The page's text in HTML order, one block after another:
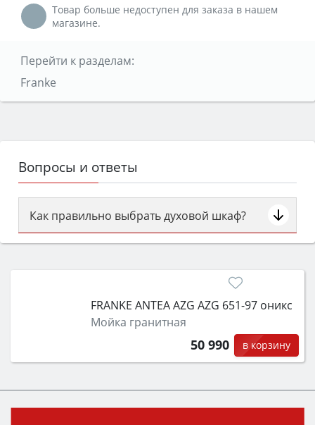
Товар больше недоступен для заказа в нашем
магазине.
Перейти к разделам:
Franke
Вопросы и ответы
Как правильно выбрать духовой шкаф?
Сначала определитесь с типом (газовый или
затем смотрите на объём 50–70 л для семьи,
функции (конвекция, гриль, самоочистка,
защита от детей).
FRANKE ANTEA AZG AZG 651-97 оникс
Мойка гранитная
50 990 в корзину